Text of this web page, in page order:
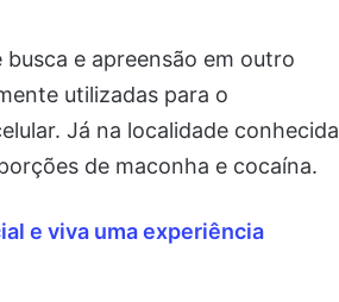
e apreensão em outro
utilizadas para o
Já na localidade conhecida
de maconha e cocaína.
e viva uma experiência